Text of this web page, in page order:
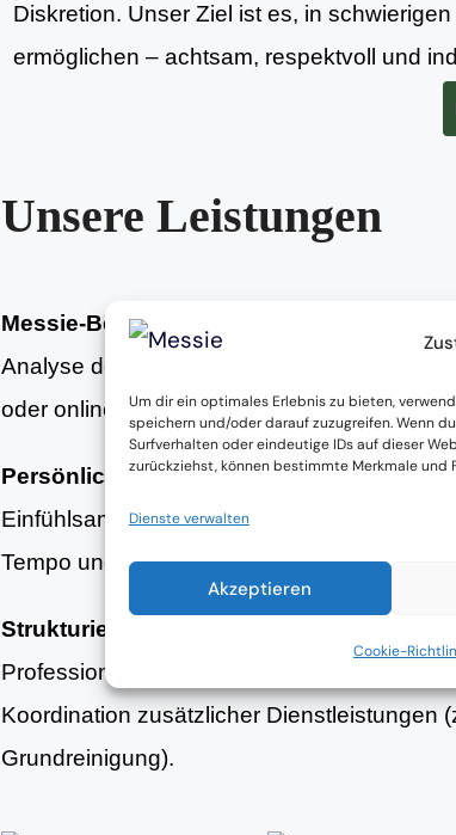
Um dir ein optimales Erlebnis zu bieten,
speichern und/oder darauf zuzugreifen. Wenn
Surfverhalten oder eindeutige IDs auf dieser
zurückziehst, können bestimmte Merkmale
Dienste verwalten
Akzeptieren
Cookie-
Diskretion. Unser Ziel ist es, in
ermöglichen – achtsam, respektvoll und
Unsere Leistungen
Messie-Beratung
Analyse der aktuellen Wohnsituation und
oder online.
Persönliche Begleitung
Einfühlsame Unterstützung während des
Tempo und Bedürfnisse der betroffenen
Strukturierte Aufräumung
Professionelle Organisation, Sortierung
Koordination zusätzlicher Dienstleistungen
Grundreinigung).